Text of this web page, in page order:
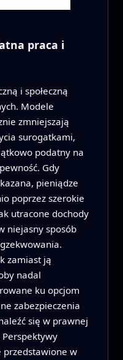
praca i
i społeczną
Modele
zmniejszają
surogatkami,
podatny na
Gdy
pieniądze
poprzez szerokie
utracone dochody
niejasny sposób
zamiast ją
nadal
ku opcjom
zabezpieczenia
się w prawnej
przedstawione w